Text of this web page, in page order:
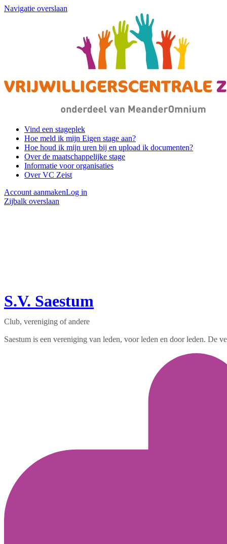
Navigatie overslaan
Vind een stageplek
Hoe meld ik mijn Eigen stage aan?
Hoe houd ik mijn uren bij en upload ik documenten?
Over de maatschappelijke stage
Informatie voor organisaties
Over VC Zeist
Account aanmakenLog in
Zijbalk overslaan
S.V. Saestum
Club, vereniging of andere
Saestum is een vereniging van leden, voor leden en door leden.